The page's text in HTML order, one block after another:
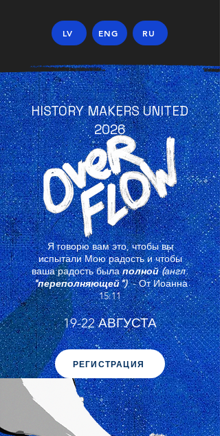
LV ENG RU
HISTORY MAKERS UNITED
2026
Я говорю вам это, чтобы вы
испытали Мою радость и чтобы
ваша радость былаполной (англ.
"переполняющей")-От Иоанна
15:11
19-22 АВГУСТА
РЕГИСТРАЦИЯ